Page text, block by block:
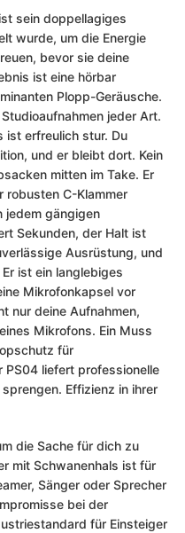
sein doppellagiges
wurde, um die Energie
bevor sie deine
ist eine hörbar
Plopp-Geräusche.
jeder Art.
ist erfreulich stur. Du
und er bleibt dort. Kein
mitten im Take. Er
robusten C-Klammer
jedem gängigen
Sekunden, der Halt ist
Ausrüstung, und
ist ein langlebiges
Mikrofonkapsel vor
nur deine Aufnahmen,
Mikrofons. Ein Muss
für
PS04 liefert professionelle
Effizienz in ihrer
die Sache für dich zu
mit Schwanenhals ist für
Sänger oder Sprecher
bei der
für Einsteiger